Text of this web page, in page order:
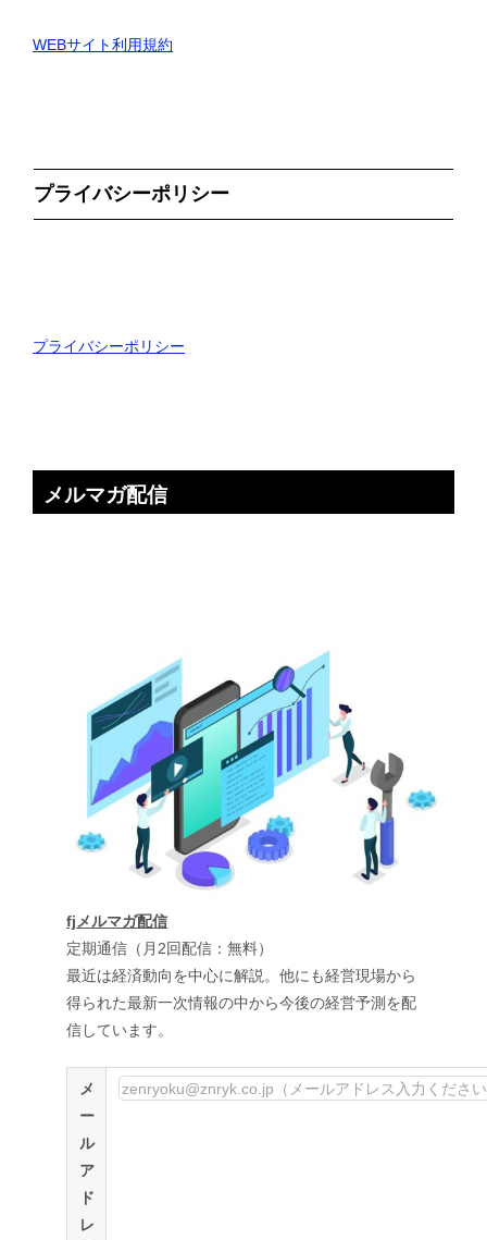
WEBサイト利用規約
プライバシーポリシー
プライバシーポリシー
メルマガ配信
fjメルマガ配信
定期通信（月2回配信：無料）
最近は経済動向を中心に解説。他にも経営現場から
得られた最新一次情報の中から今後の経営予測を配
信しています。
メ
ー
ル
ア
ド
レ